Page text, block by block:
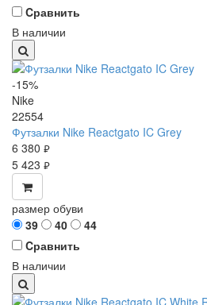
Cравнить
В наличии
-15%
Nike
22554
Футзалки Nike Reactgato IC Grey
6 380 руб.
5 423 руб.
размер обуви
39
40
44
Cравнить
В наличии